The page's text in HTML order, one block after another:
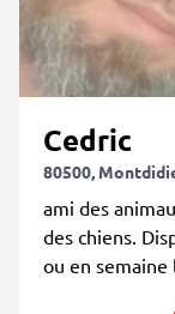
Cedric
80500,
ami des
des chiens.
ou en semaine